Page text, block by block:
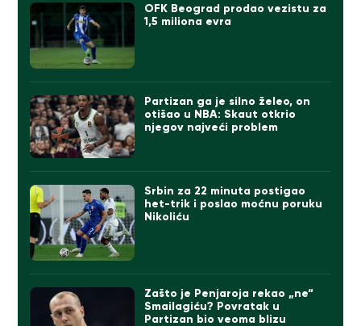
OFK Beograd prodao vezistu za
1,5 miliona evra
Partizan ga je silno želeo, on
otišao u NBA: Skaut otkrio
njegov najveći problem
Srbin za 22 minuta postigao
het-trik i poslao moćnu poruku
Nikoliću
Zašto je Penjaroja rekao „ne“
Smailagiću? Povratak u
Partizan bio veoma blizu